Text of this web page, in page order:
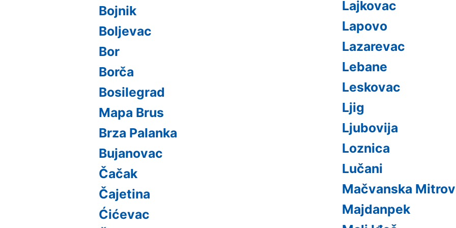
Bojnik
Boljevac
Bor
Borča
Bosilegrad
Mapa Brus
Brza Palanka
Bujanovac
Čačak
Čajetina
Ćićevac
Lajkovac
Lapovo
Lazarevac
Lebane
Leskovac
Ljig
Ljubovija
Loznica
Lučani
Mačvanska
Majdanpek